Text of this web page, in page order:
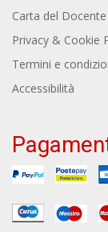
Carta del Docente
Privacy & Cookie
Termini e
Accessibilità